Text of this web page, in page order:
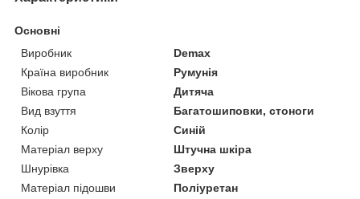
Основні
Виробник
Demax
Країна виробник
Румунія
Вікова група
Дитяча
Вид взуття
Багатошиповки, стоноги
Колір
Синій
Матеріал верху
Штучна шкіра
Шнурівка
Зверху
Матеріал підошви
Поліуретан